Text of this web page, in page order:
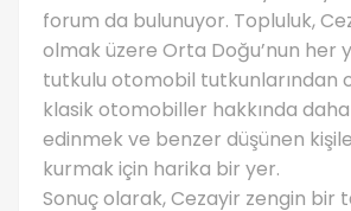
forum da bulunuyor. Topluluk,
olmak üzere Orta Doğu’nun her
tutkulu otomobil tutkunlarından
klasik otomobiller hakkında
edinmek ve benzer düşünen
kurmak için harika bir yer.
Sonuç olarak, Cezayir zengin bir